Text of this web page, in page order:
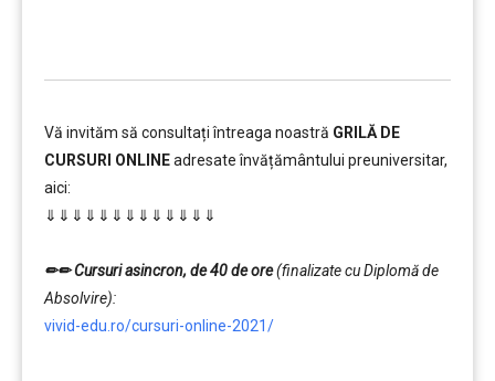
Vă invităm să consultați întreaga noastră GRILĂ DE
CURSURI ONLINEadresate învățământului preuniversitar,
aici:
⇓⇓⇓⇓⇓⇓⇓⇓⇓⇓⇓⇓⇓
✏✏ Cursuri asincron, de 40 de ore(finalizate cu Diplomă de
Absolvire):
vivid-edu.ro/cursuri-online-2021/